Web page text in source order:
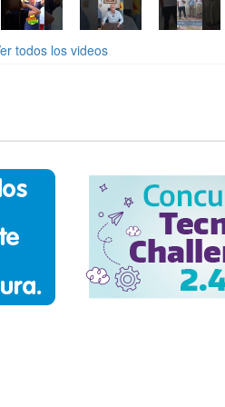
todos los videos